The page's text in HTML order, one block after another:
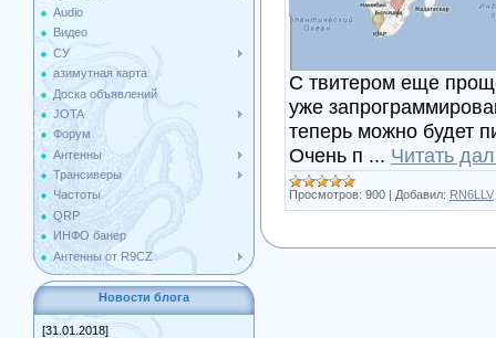
Audio
Видео
СУ
азимутная карта
Доска объявлений
JOTA
Форум
Антенны
Трансиверы
Частоты
QRP
ИНФО банер
Антенны от R9CZ
Новости блога
[31.01.2018]
С твитером еще
уже
теперь можно будет
Очень п ... Читать
Просмотров: 900 Добавил: RN6LLV